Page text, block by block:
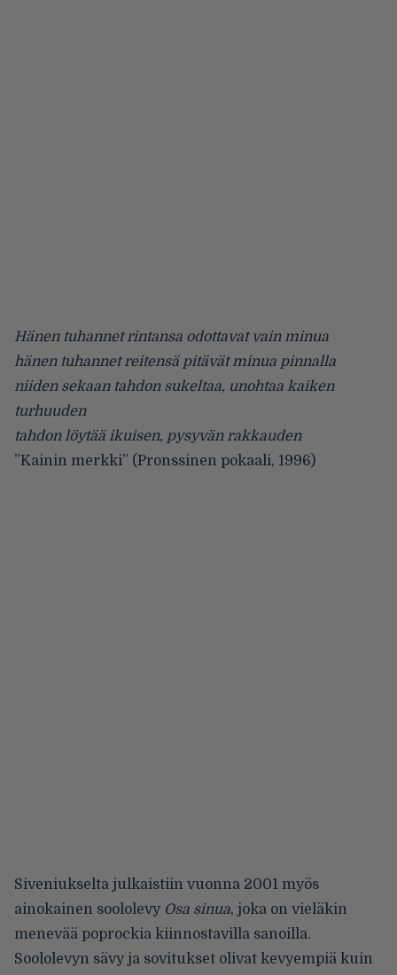
Hänen tuhannet rintansa odottavat vain minua
hänen tuhannet reitensä pitävät minua pinnalla
niiden sekaan tahdon sukeltaa, unohtaa kaiken
turhuuden
tahdon löytää ikuisen, pysyvän rakkauden
”Kainin merkki” (Pronssinen pokaali, 1996)
Siveniukselta julkaistiin vuonna 2001 myös
ainokainen soololevy Osa sinua, joka on vieläkin
menevää poprockia kiinnostavilla sanoilla.
Soololevyn sävy ja sovitukset olivat kevyempiä kuin